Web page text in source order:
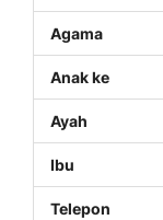
Agama
Anak ke
Ayah
Ibu
Telepon